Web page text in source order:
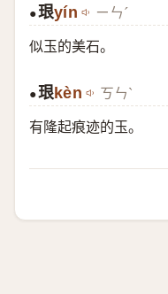
●珢yín ㄧㄣˊ
似玉的美石。
●珢kèn ㄎㄣˋ
有隆起痕迹的玉。